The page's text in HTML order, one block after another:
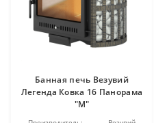
Банная печь Везувий
Легенда Ковка 16 Панорама
"М"